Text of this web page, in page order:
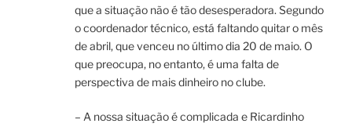
que a situação não é tão desesperadora. Segundo
o coordenador técnico, está faltando quitar o mês
de abril, que venceu no último dia 20 de maio. O
que preocupa, no entanto, é uma falta de
perspectiva de mais dinheiro no clube.
– A nossa situação é complicada e Ricardinho